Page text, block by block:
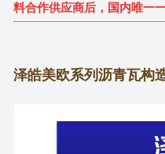
料合作供应商后，国内唯一
泽皓美欧系列沥青瓦构